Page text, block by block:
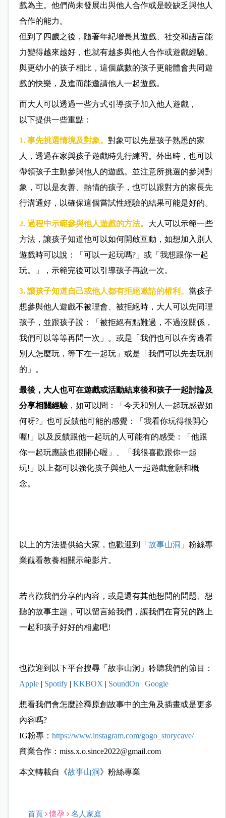
戲為主。他們尚未發展出與他人合作或是較缺乏與他人
合作的能力。
但到了四歲之後，隨著年紀增長其遊戲、社交和語言能
力變得越來越好，也就有越多與他人合作或遊戲經驗。
與更幼小的孩子相比，這個歲數的孩子更能體會共同遊
戲的快樂，及進而能邀請他人一起遊戲。
而大人可以透過一些方式引導孩子加入他人遊戲，
以下提供一些重點：
1. 事先挑選情境及對象。 對象可以先是孩子熟悉的家
人，透過在家與孩子遊戲時先行練習。外出時，也可以
帶領孩子主動參與他人的遊戲。並注意所挑選的參與對
象，可以是友善、熱情的孩子，也可以跟對方的家長先
行溝通好，以確保這個嘗試性經驗的結果可能是好的。
2. 過程中示範參與他人遊戲的方法。 大人可以示範一些
方法，讓孩子知道他可以如何開啟互動，如想加入別人
遊戲時可以說：「可以一起玩嗎?」或「我想跟你一起
玩。」，示範完後可以引導孩子再說一次。
3. 讓孩子知道自己或他人都有拒絕邀請的權利。 當孩子
想參與他人遊戲不被理會、被拒絕時，大人可以先同理
孩子，並跟孩子說：「被拒絕有點難過，不過沒關係，
我們可以等等再問一次」。或是「我們也可以在旁邊看
別人怎麼玩，等下在一起玩」或是「我們可以先去玩別
的」。
最後，大人也可在遊戲或活動結束後和孩子一起討論及
分享相關經驗，如可以問：「今天和別人一起玩感覺如
何呀?」也可反饋他可能的感覺：「我看你玩得很開心
喔!」以及反饋跟他一起玩的人可能有的感受：「他跟
你一起玩應該也很開心喔」、「我很喜歡跟你一起
玩!」以上都可以強化孩子與他人一起遊戲意願和概
念。
以上的方法提供給大家，也歡迎到「 故事山洞 」粉絲專
業觀看教養相關示範影片。
若喜歡我們分享的內容，或是還有其他想問的問題、想
聽的故事主題，可以留言給我們，讓我們在育兒的路上
一起和孩子好好的相處吧!
也歡迎到以下平台搜尋「故事山洞」聆聽我們的節目：
Apple| Spotify| KKBOX | SoundOn | Google
想看我們會怎麼詮釋原創故事中的主角及插畫或是更多
內容嗎?
IG粉專： https://www.instagram.com/gogo_storycave/
商業合作： miss.x.o.since2022@gmail.com
本文轉載自《故事山洞》粉絲專業
首頁 懷孕 名人家庭